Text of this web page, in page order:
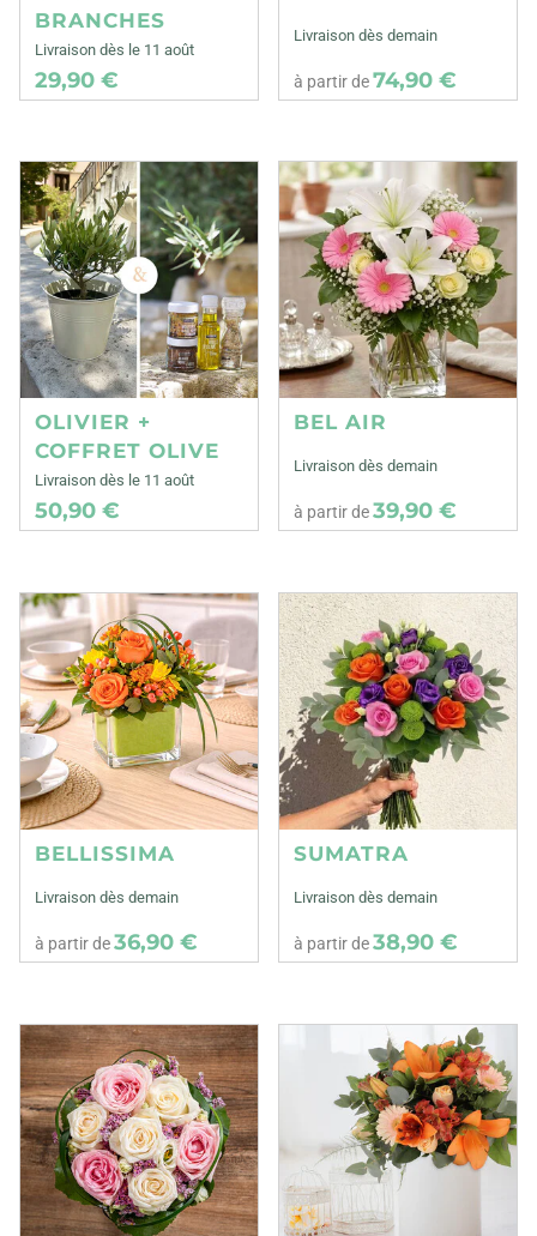
BRANCHES
Livraison dès le 11 août
29,90 €
Livraison dès demain
à partir de74,90 €
OLIVIER +
COFFRET OLIVE
Livraison dès le 11 août
50,90 €
BEL AIR
Livraison dès demain
à partir de39,90 €
BELLISSIMA
Livraison dès demain
à partir de36,90 €
SUMATRA
Livraison dès demain
à partir de38,90 €